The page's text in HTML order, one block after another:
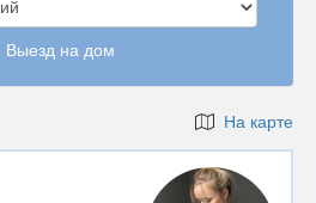
Выезд на дом
На карте